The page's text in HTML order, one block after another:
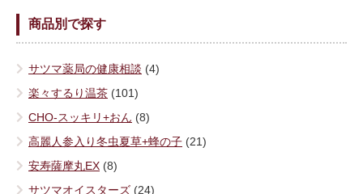
商品別で探す
サツマ薬局の健康相談 (4)
楽々するり温茶 (101)
CHO-スッキリ+おん (8)
高麗人参入り冬虫夏草+蜂の子 (21)
安寿薩摩丸EX (8)
サツマオイスターズ (24)